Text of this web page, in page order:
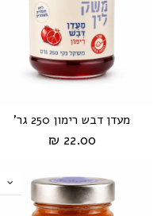
מעדן דבש רימון 250 גר'
22.00 ₪